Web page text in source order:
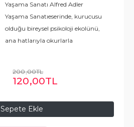
Sepete Ekle
Yaşama Sanatı Alfred Adler
Yaşama Sanatıeserinde, kurucusu
olduğu bireysel psikoloji ekolünü,
ana hatlarıyla okurlarla
kişilik gelişiminde anne baba­nın
200,00TL
120,00TL